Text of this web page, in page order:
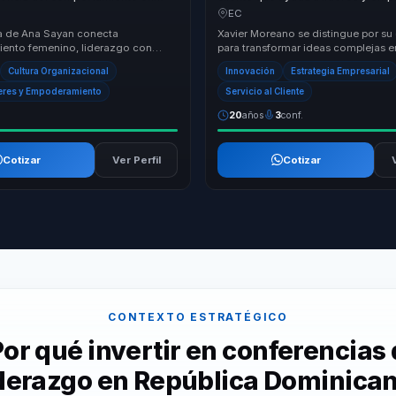
y crecimiento para mujeres
de Ana Sayan conecta
femenino, liderazgo con
del comportamiento con un
para ...
Cultura Organizacional
y Empoderamiento
Cotizar Ver Perfil
convertir estrategia digital en
EC
Xavier Moreano se distingue por
para transformar ideas complejas
concretas. Su enfoque integrador
inn...Innovación Estrategia Empresarial
Servicio al Cliente
20años 3conf.
Cotizar
CONTEXTO ESTRATÉGICO
qué invertir en conferencias
en República